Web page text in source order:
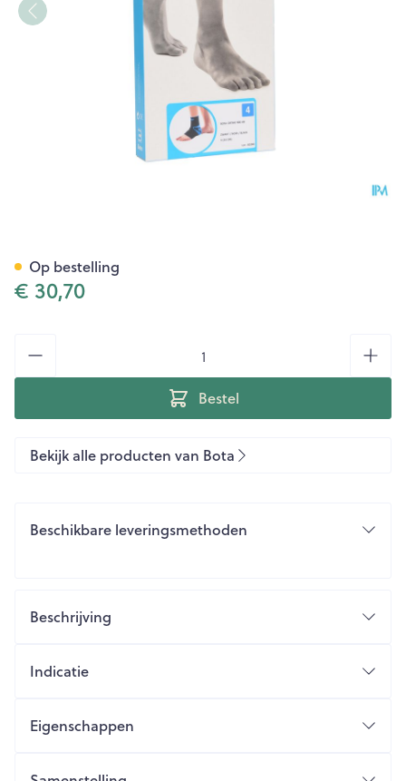
€ 30,70
Bestel
Op bestelling
Bekijk alle producten van Bota
Beschikbare leveringsmethoden
Beschrijving
Indicatie
Eigenschappen